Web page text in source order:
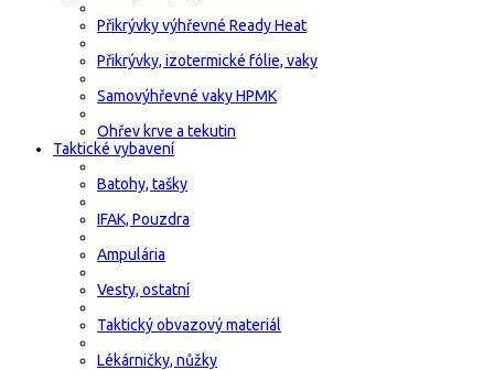
Přikrývky výhřevné Ready Heat
Přikrývky, izotermické fólie, vaky
Samovýhřevné vaky HPMK
Ohřev krve a tekutin
Taktické vybavení
Batohy, tašky
IFAK, Pouzdra
Ampulária
Vesty, ostatní
Taktický obvazový materiál
Lékárničky, nůžky